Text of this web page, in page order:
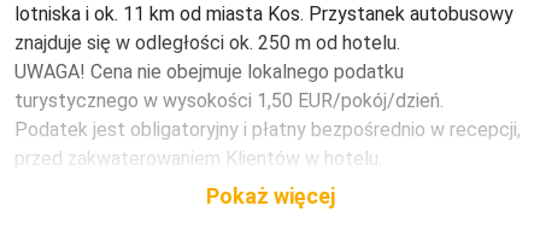
lotniska i ok. 11 km od miasta Kos. Przystanek autobusowy
znajduje się w odległości ok. 250 m od hotelu.
UWAGA! Cena nie obejmuje lokalnego podatku
turystycznego w wysokości 1,50 EUR/pokój/dzień.
Podatek jest obligatoryjny i płatny bezpośrednio w recepcji,
przed zakwaterowaniem Klientów w hotelu.
Obiekt położony jest ok.950 m odszerokiej,piaszczystej